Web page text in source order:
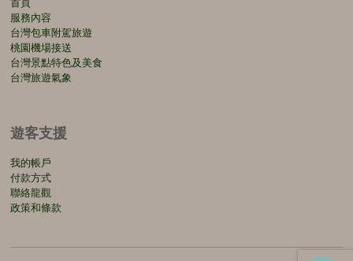
服務內容
台灣包車附駕旅遊
桃園機場接送
台灣景點特色及美食
台灣旅遊氣象
遊客支援
我的帳戶
付款方式
聯絡龍觀
政策和條款